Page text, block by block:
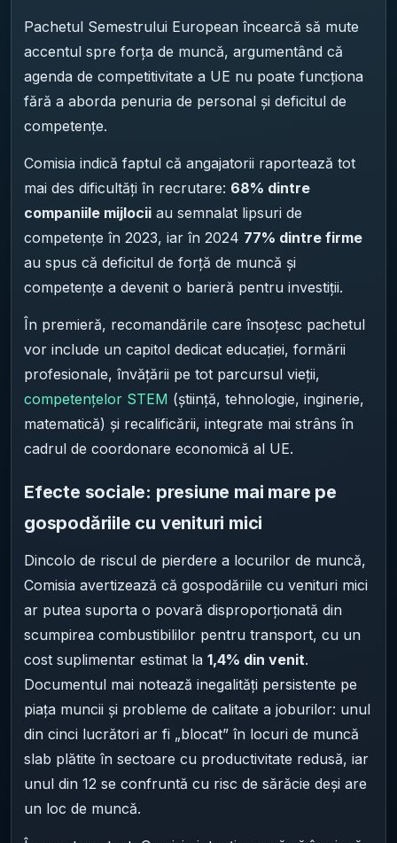
Pachetul Semestrului European încearcă să mute
accentul spre forța de muncă, argumentând că
agenda de competitivitate a UE nu poate funcționa
fără a aborda penuria de personal și deficitul de
competențe.
Comisia indică faptul că angajatorii raportează tot
mai des dificultăți în recrutare: 68% dintre
companiile mijlocii au semnalat lipsuri de
competențe în 2023, iar în 2024 77% dintre firme
au spus că deficitul de forță de muncă și
competențe a devenit o barieră pentru investiții.
În premieră, recomandările care însoțesc pachetul
vor include un capitol dedicat educației, formării
profesionale, învățării pe tot parcursul vieții,
competențelor STEM (știință, tehnologie, inginerie,
matematică) și recalificării, integrate mai strâns în
cadrul de coordonare economică al UE.
Efecte sociale: presiune mai mare pe
gospodăriile cu venituri mici
Dincolo de riscul de pierdere a locurilor de muncă,
Comisia avertizează că gospodăriile cu venituri mici
ar putea suporta o povară disproporționată din
scumpirea combustibililor pentru transport, cu un
cost suplimentar estimat la 1,4% din venit.
Documentul mai notează inegalități persistente pe
piața muncii și probleme de calitate a joburilor: unul
din cinci lucrători ar fi „blocat” în locuri de muncă
slab plătite în sectoare cu productivitate redusă, iar
unul din 12 se confruntă cu risc de sărăcie deși are
un loc de muncă.